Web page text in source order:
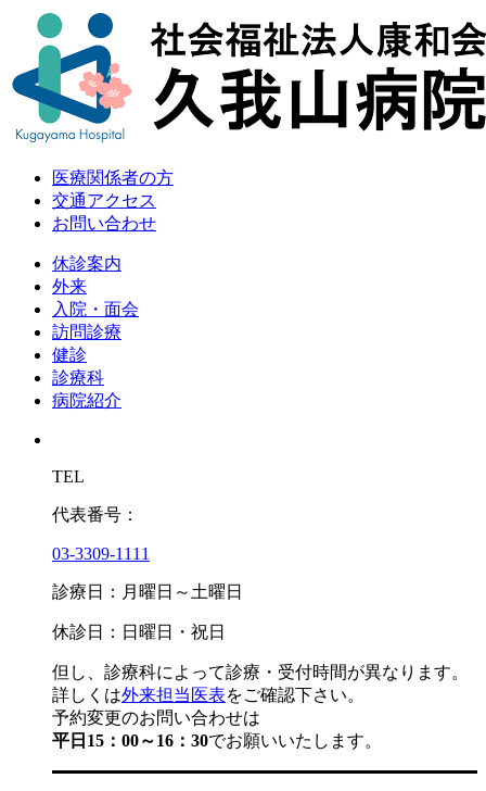
医療関係者の方
交通アクセス
お問い合わせ
休診案内
外来
入院・面会
訪問診療
健診
診療科
病院紹介
TEL
代表番号：
03-3309-1111
診療日：月曜日～土曜日
休診日：日曜日・祝日
但し、診療科によって診療・受付時間が異なります。
詳しくは外来担当医表をご確認下さい。
予約変更のお問い合わせは
平日15：00～16：30でお願いいたします。